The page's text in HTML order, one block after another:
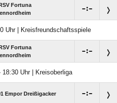
Fortuna
:
Uhr | Kreisfreundschaftsspiele
Fortuna
:
18:30 Uhr | Kreisoberliga
Empor Dreißigacker :